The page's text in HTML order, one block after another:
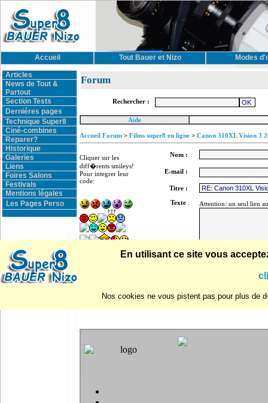
Accueil Tout Bauer et Nizo Modes
Articles
News de Tout &
Partout
Section Tests
Derniéres pages
Technique Super8
Ciné-combines
Reparer?
Historique
Galeries
Liens
Foires Salons
Festivals
Mentions légales
Les Pages Perso
Forum
Rechercher :
Aide
Accueil Forum > Films super8 en ligne > Canon 310XL Vision 3
Cliquer sur les
diff�rents smileys!
Pour integrer leur
code:
Nom :
E-mail :
Titre :
Texte : Attention: un seul lien
En utilisant ce site vous
Nos cookies ne vous pistent pas pour plus